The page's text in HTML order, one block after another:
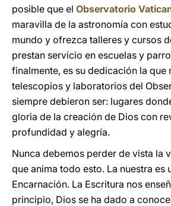
posible que el Observatorio
maravilla de la astronomía con
mundo y ofrezca talleres y cursos
prestan servicio en escuelas y
finalmente, es su dedicación la que
telescopios y laboratorios del
siempre debieron ser: lugares
gloria de la creación de Dios con
profundidad y alegría.
Nunca debemos perder de vista la
que anima todo esto. La nuestra es
Encarnación. La Escritura nos
principio, Dios se ha dado a